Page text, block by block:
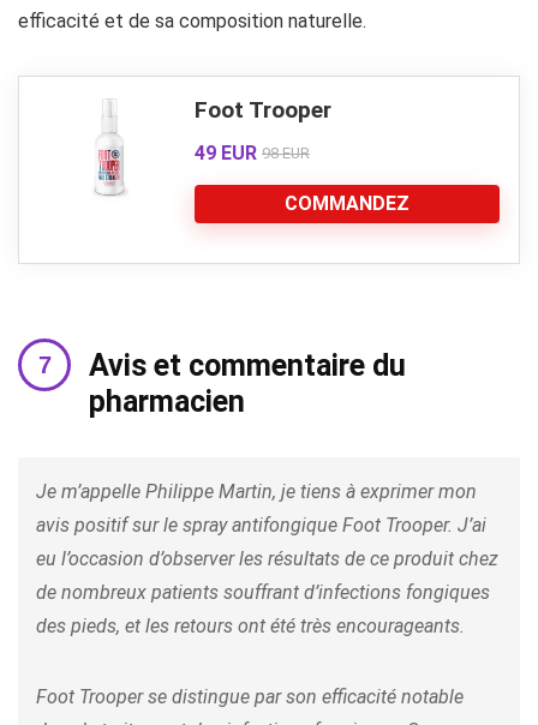
efficacité et de sa composition naturelle.
Foot Trooper
49 EUR 98 EUR
COMMANDEZ
Avis et commentaire du
pharmacien
Je m’appelle Philippe Martin, je tiens à exprimer mon
avis positif sur le spray antifongique Foot Trooper. J’ai
eu l’occasion d’observer les résultats de ce produit chez
de nombreux patients souffrant d’infections fongiques
des pieds, et les retours ont été très encourageants.
Foot Trooper se distingue par son efficacité notable